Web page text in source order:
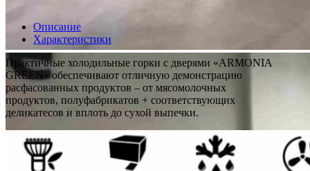
Описание
Характеристики
Практичные холодильные горки с дверями «ARMONIA
GREEN» обеспечивают отличную демонстрацию
расфасованных продуктов – от мясомолочных
продуктов, полуфабрикатов + соответствующих
деликатесов и вплоть до сухой выпечки.